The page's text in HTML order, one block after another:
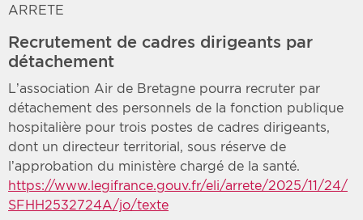
ARRETE
Recrutement de cadres dirigeants par
détachement
L’association Air de Bretagne pourra recruter par
détachement des personnels de la fonction publique
hospitalière pour trois postes de cadres dirigeants,
dont un directeur territorial, sous réserve de
l’approbation du ministère chargé de la santé.
https://www.legifrance.gouv.fr/eli/arrete/2025/11/24/
SFHH2532724A/jo/texte